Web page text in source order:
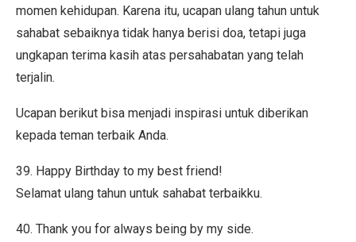
momen kehidupan. Karena itu, ucapan ulang tahun untuk
sahabat sebaiknya tidak hanya berisi doa, tetapi juga
ungkapan terima kasih atas persahabatan yang telah
terjalin.
Ucapan berikut bisa menjadi inspirasi untuk diberikan
kepada teman terbaik Anda.
39. Happy Birthday to my best friend!
Selamat ulang tahun untuk sahabat terbaikku.
40. Thank you for always being by my side.